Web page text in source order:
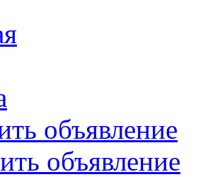
объявление
объявление